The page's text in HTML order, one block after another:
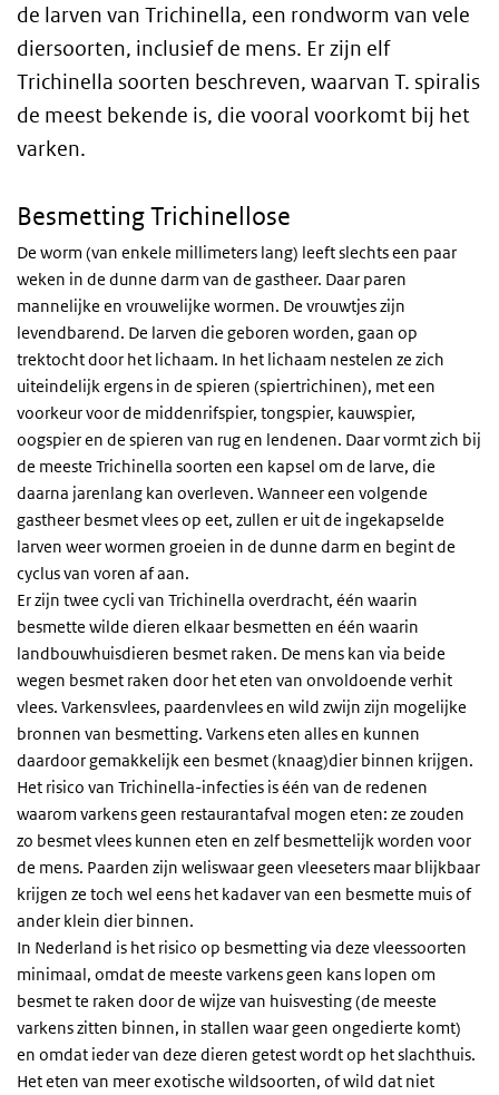
de larven van Trichinella, een rondworm van vele
diersoorten, inclusief de mens. Er zijn elf
Trichinella soorten beschreven, waarvan T. spiralis
de meest bekende is, die vooral voorkomt bij het
varken.
Besmetting Trichinellose
De worm (van enkele millimeters lang) leeft slechts een paar
weken in de dunne darm van de gastheer. Daar paren
mannelijke en vrouwelijke wormen. De vrouwtjes zijn
levendbarend. De larven die geboren worden, gaan op
trektocht door het lichaam. In het lichaam nestelen ze zich
uiteindelijk ergens in de spieren (spiertrichinen), met een
voorkeur voor de middenrifspier, tongspier, kauwspier,
oogspier en de spieren van rug en lendenen. Daar vormt zich bij
de meeste Trichinella soorten een kapsel om de larve, die
daarna jarenlang kan overleven. Wanneer een volgende
gastheer besmet vlees op eet, zullen er uit de ingekapselde
larven weer wormen groeien in de dunne darm en begint de
cyclus van voren af aan.
Er zijn twee cycli van Trichinella overdracht, één waarin
besmette wilde dieren elkaar besmetten en één waarin
landbouwhuisdieren besmet raken. De mens kan via beide
wegen besmet raken door het eten van onvoldoende verhit
vlees. Varkensvlees, paardenvlees en wild zwijn zijn mogelijke
bronnen van besmetting. Varkens eten alles en kunnen
daardoor gemakkelijk een besmet (knaag)dier binnen krijgen.
Het risico van Trichinella-infecties is één van de redenen
waarom varkens geen restaurantafval mogen eten: ze zouden
zo besmet vlees kunnen eten en zelf besmettelijk worden voor
de mens. Paarden zijn weliswaar geen vleeseters maar blijkbaar
krijgen ze toch wel eens het kadaver van een besmette muis of
ander klein dier binnen.
In Nederland is het risico op besmetting via deze vleessoorten
minimaal, omdat de meeste varkens geen kans lopen om
besmet te raken door de wijze van huisvesting (de meeste
varkens zitten binnen, in stallen waar geen ongedierte komt)
en omdat ieder van deze dieren getest wordt op het slachthuis.
Het eten van meer exotische wildsoorten, of wild dat niet